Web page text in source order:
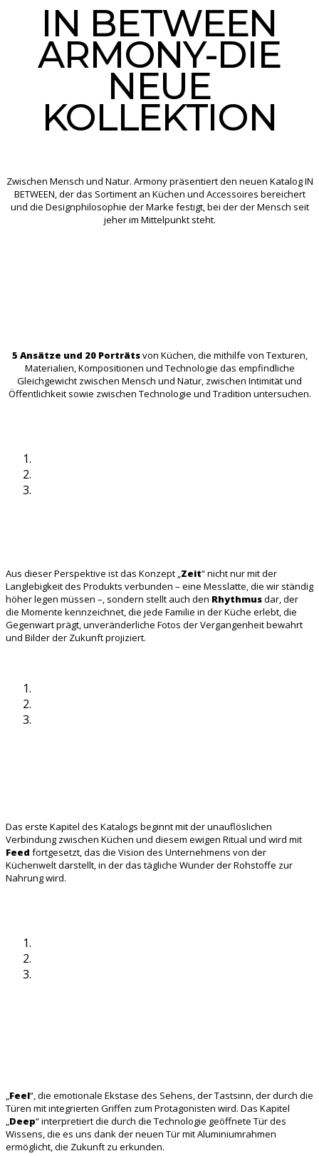
IN BETWEEN
ARMONY-DIE
NEUE
KOLLEKTION
Zwischen Mensch und Natur. Armony präsentiert den neuen Katalog IN
BETWEEN, der das Sortiment an Küchen und Accessoires bereichert
und die Designphilosophie der Marke festigt, bei der der Mensch seit
jeher im Mittelpunkt steht.
5 Ansätze und 20 Porträtsvon Küchen, die mithilfe von Texturen,
Materialien, Kompositionen und Technologie das empfindliche
Gleichgewicht zwischen Mensch und Natur, zwischen Intimität und
Öffentlichkeit sowie zwischen Technologie und Tradition untersuchen.
Aus dieser Perspektive ist das Konzept „Zeit“ nicht nur mit der
Langlebigkeit des Produkts verbunden – eine Messlatte, die wir ständig
höher legen müssen –, sondern stellt auch den Rhythmusdar, der
die Momente kennzeichnet, die jede Familie in der Küche erlebt, die
Gegenwart prägt, unveränderliche Fotos der Vergangenheit bewahrt
und Bilder der Zukunft projiziert.
Das erste Kapitel des Katalogs beginnt mit der unauflöslichen
Verbindung zwischen Küchen und diesem ewigen Ritual und wird mit
Feed fortgesetzt, das die Vision des Unternehmens von der
Küchenwelt darstellt, in der das tägliche Wunder der Rohstoffe zur
Nahrung wird.
„Feel“, die emotionale Ekstase des Sehens, der Tastsinn, der durch die
Türen mit integrierten Griffen zum Protagonisten wird. Das Kapitel
„Deep“ interpretiert die durch die Technologie geöffnete Tür des
Wissens, die es uns dank der neuen Tür mit Aluminiumrahmen
ermöglicht, die Zukunft zu erkunden.